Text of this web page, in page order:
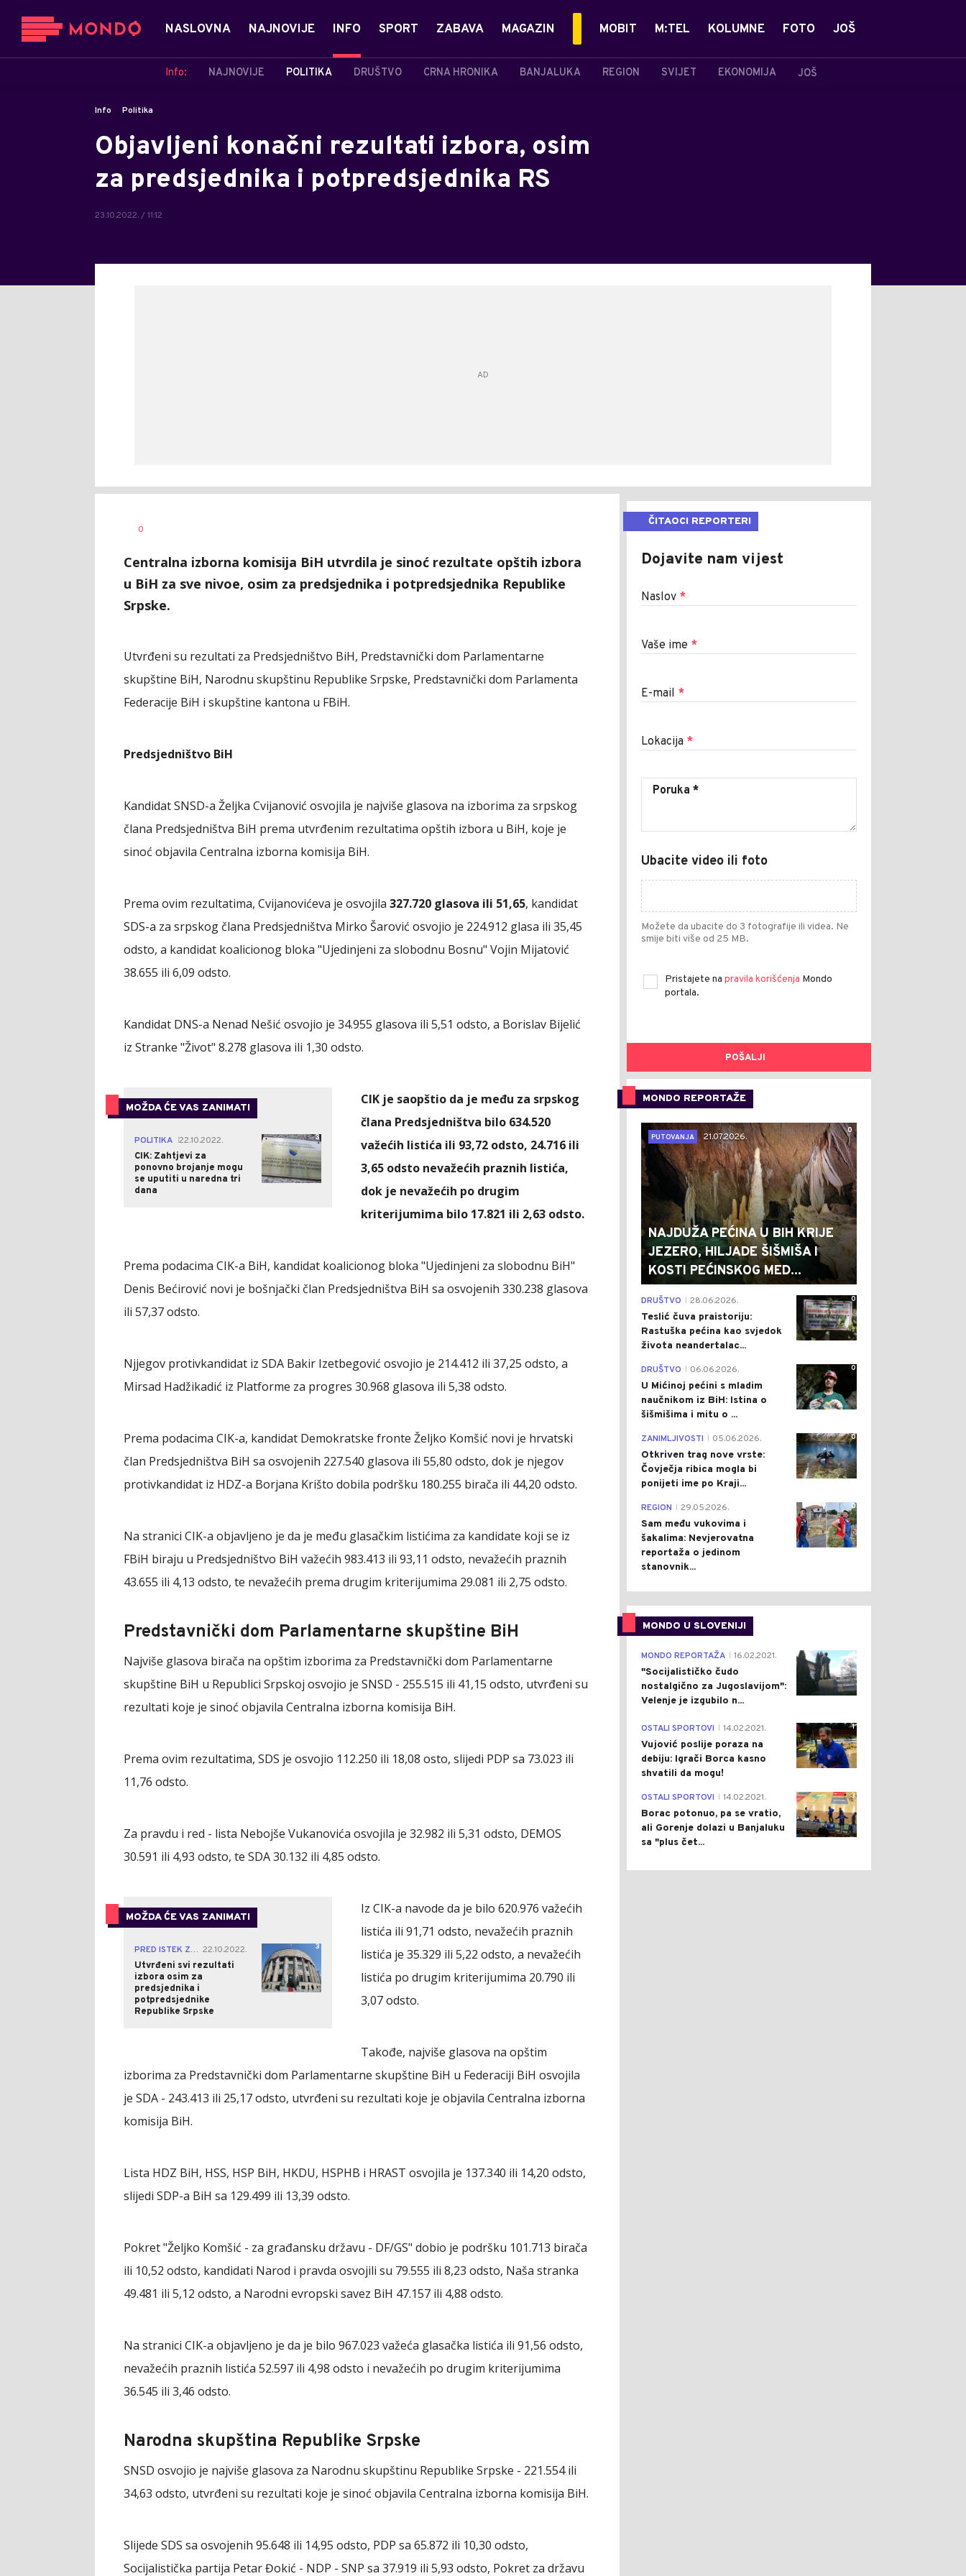
NASLOVNA NAJNOVIJE INFO
Info: NAJNOVIJE POLITIKA DRUŠTVO CRNA HRONIKA BANJALUKA REGION SVIJET EKONOMIJA JOŠ
SPORT ZABAVA MAGAZIN MOBIT M:TEL KOLUMNE FOTO JOŠ
Info Politika
Objavljeni konačni rezultati izbora, osim
za predsjednika i potpredsjednika RS
23.10.2022. / 11:12
AUTOR
0
Centralna izborna komisija BiH utvrdila je sinoć rezultate opštih izbora
u BiH za sve nivoe, osim za predsjednika i potpredsjednika Republike
Srpske.
Utvrđeni su rezultati za Predsjedništvo BiH, Predstavnički dom Parlamentarne
skupštine BiH, Narodnu skupštinu Republike Srpske, Predstavnički dom Parlamenta
Federacije BiH i skupštine kantona u FBiH.
Predsjedništvo BiH
Kandidat SNSD-a Željka Cvijanović osvojila je najviše glasova na izborima za srpskog
člana Predsjedništva BiH prema utvrđenim rezultatima opštih izbora u BiH, koje je
sinoć objavila Centralna izborna komisija BiH.
Prema ovim rezultatima, Cvijanovićeva je osvojila 327.720 glasova ili 51,65, kandidat
SDS-a za srpskog člana Predsjedništva Mirko Šarović osvojio je 224.912 glasa ili 35,45
odsto, a kandidat koalicionog bloka "Ujedinjeni za slobodnu Bosnu" Vojin Mijatović
38.655 ili 6,09 odsto.
Kandidat DNS-a Nenad Nešić osvojio je 34.955 glasova ili 5,51 odsto, a Borislav Bijelić
iz Stranke "Život" 8.278 glasova ili 1,30 odsto.
MOŽDA ĆE VAS ZANIMATI
POLITIKA 22.10.2022.
CIK: Zahtjevi za
ponovno brojanje mogu
se uputiti u naredna tri
dana
3
CIK je saopštio da je među za srpskog
člana Predsjedništva bilo 634.520
važećih listića ili 93,72 odsto, 24.716 ili
3,65 odsto nevažećih praznih listića,
dok je nevažećih po drugim
kriterijumima bilo 17.821 ili 2,63 odsto.
Prema podacima CIK-a BiH, kandidat koalicionog bloka "Ujedinjeni za slobodnu BiH"
Denis Bećirović novi je bošnjački član Predsjedništva BiH sa osvojenih 330.238 glasova
ili 57,37 odsto.
Njjegov protivkandidat iz SDA Bakir Izetbegović osvojio je 214.412 ili 37,25 odsto, a
Mirsad Hadžikadić iz Platforme za progres 30.968 glasova ili 5,38 odsto.
Prema podacima CIK-a, kandidat Demokratske fronte Željko Komšić novi je hrvatski
član Predsjedništva BiH sa osvojenih 227.540 glasova ili 55,80 odsto, dok je njegov
protivkandidat iz HDZ-a Borjana Krišto dobila podršku 180.255 birača ili 44,20 odsto.
Na stranici CIK-a objavljeno je da je među glasačkim listićima za kandidate koji se iz
FBiH biraju u Predsjedništvo BiH važećih 983.413 ili 93,11 odsto, nevažećih praznih
43.655 ili 4,13 odsto, te nevažećih prema drugim kriterijumima 29.081 ili 2,75 odsto.
Predstavnički dom Parlamentarne skupštine BiH
Najviše glasova birača na opštim izborima za Predstavnički dom Parlamentarne
skupštine BiH u Republici Srpskoj osvojio je SNSD - 255.515 ili 41,15 odsto, utvrđeni su
rezultati koje je sinoć objavila Centralna izborna komisija BiH.
Prema ovim rezultatima, SDS je osvojio 112.250 ili 18,08 osto, slijedi PDP sa 73.023 ili
11,76 odsto.
Za pravdu i red - lista Nebojše Vukanovića osvojila je 32.982 ili 5,31 odsto, DEMOS
30.591 ili 4,93 odsto, te SDA 30.132 ili 4,85 odsto.
MOŽDA ĆE VAS ZANIMATI
PRED ISTEK ZAKONSKOG ROKA 22.10.2022.
Utvrđeni svi rezultati
izbora osim za
predsjednika i
potpredsjednike
Republike Srpske
3
Iz CIK-a navode da je bilo 620.976 važećih
listića ili 91,71 odsto, nevažećih praznih
listića je 35.329 ili 5,22 odsto, a nevažećih
listića po drugim kriterijumima 20.790 ili
3,07 odsto.
Takođe, najviše glasova na opštim
izborima za Predstavnički dom Parlamentarne skupštine BiH u Federaciji BiH osvojila
je SDA - 243.413 ili 25,17 odsto, utvrđeni su rezultati koje je objavila Centralna izborna
komisija BiH.
Lista HDZ BiH, HSS, HSP BiH, HKDU, HSPHB i HRAST osvojila je 137.340 ili 14,20 odsto,
slijedi SDP-a BiH sa 129.499 ili 13,39 odsto.
Pokret "Željko Komšić - za građansku državu - DF/GS" dobio je podršku 101.713 birača
ili 10,52 odsto, kandidati Narod i pravda osvojili su 79.555 ili 8,23 odsto, Naša stranka
49.481 ili 5,12 odsto, a Narodni evropski savez BiH 47.157 ili 4,88 odsto.
Na stranici CIK-a objavljeno je da je bilo 967.023 važeća glasačka listića ili 91,56 odsto,
nevažećih praznih listića 52.597 ili 4,98 odsto i nevažećih po drugim kriterijumima
36.545 ili 3,46 odsto.
Narodna skupština Republike Srpske
SNSD osvojio je najviše glasova za Narodnu skupštinu Republike Srpske - 221.554 ili
34,63 odsto, utvrđeni su rezultati koje je sinoć objavila Centralna izborna komisija BiH.
Slijede SDS sa osvojenih 95.648 ili 14,95 odsto, PDP sa 65.872 ili 10,30 odsto,
Socijalistička partija Petar Đokić - NDP - SNP sa 37.919 ili 5,93 odsto, Pokret za državu
ČITAOCI REPORTERI
Dojavite nam vijest
Naslov *
Vaše ime *
E-mail *
Lokacija *
Ubacite video ili foto
Možete da ubacite do 3 fotografije ili videa. Ne
smije biti više od 25 MB.
Pristajete na pravila korišćenja Mondo
portala.
POŠALJI
MONDO REPORTAŽE
0
PUTOVANJA
21.07.2026.
NAJDUŽA PEĆINA U BIH KRIJE
JEZERO, HILJADE ŠIŠMIŠA I
KOSTI PEĆINSKOG MED...
0
DRUŠTVO 28.06.2026.
Teslić čuva praistoriju:
Rastuška pećina kao svjedok
života neandertalac...
0
DRUŠTVO 06.06.2026.
U Mićinoj pećini s mladim
naučnikom iz BiH: Istina o
šišmišima i mitu o ...
0
ZANIMLJIVOSTI 05.06.2026.
Otkriven trag nove vrste:
Čovječja ribica mogla bi
ponijeti ime po Kraji...
0
REGION 29.05.2026.
Sam među vukovima i
šakalima: Nevjerovatna
reportaža o jedinom
stanovnik...
MONDO U SLOVENIJI
4
MONDO REPORTAŽA 16.02.2021.
"Socijalističko čudo
nostalgično za Jugoslavijom":
Velenje je izgubilo n...
1
OSTALI SPORTOVI 14.02.2021.
Vujović poslije poraza na
debiju: Igrači Borca kasno
shvatili da mogu!
3
OSTALI SPORTOVI 14.02.2021.
Borac potonuo, pa se vratio,
ali Gorenje dolazi u Banjaluku
sa "plus čet...